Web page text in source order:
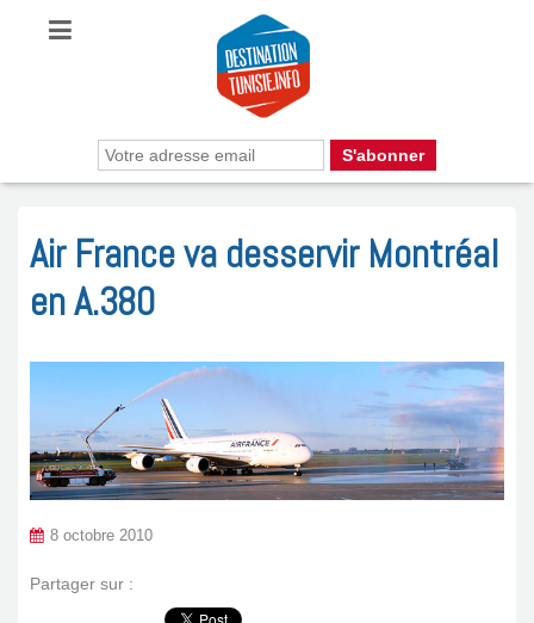
Air France va desservir Montréal
en A.380
8 octobre 2010
Partager sur :